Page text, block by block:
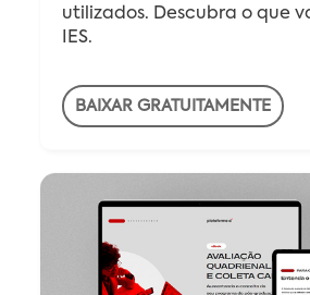
utilizados. Descubra o que
IES.
BAIXAR GRATUITAMENTE